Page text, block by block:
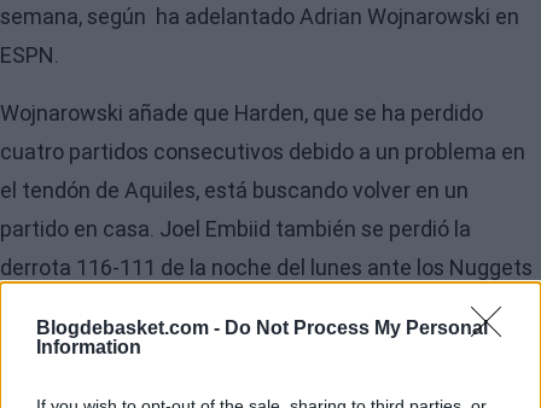
Blogdebasket.com - Do Not Process My Personal
Information
semana, según ha adelantado Adrian Wojnarowski en
ESPN.
Wojnarowski añade que Harden, que se ha perdido
cuatro partidos consecutivos debido a un problema en
el tendón de Aquiles, está buscando volver en un
partido en casa. Joel Embiid también se perdió la
derrota 116-111 de la noche del lunes ante los Nuggets